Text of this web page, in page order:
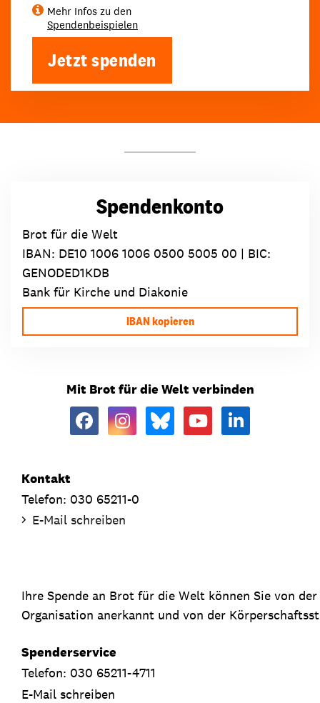
Mehr Infos zu den
Spendenbeispielen
Jetzt spenden
Spendenkonto
Brot für die Welt
IBAN: DE10 1006 1006 0500 5005 00 | BIC:
GENODED1KDB
Bank für Kirche und Diakonie
IBAN kopieren
Mit Brot für die Welt verbinden
Kontakt
Telefon: 030 65211-0
E-Mail schreiben
Ihre Spende an Brot für die Welt können Sie von
Organisation anerkannt und von der
Spenderservice
Telefon: 030 65211-4711
E-Mail schreiben